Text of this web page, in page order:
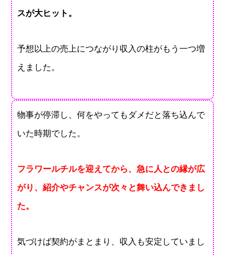
スが大ヒット。
予想以上の売上につながり収入の柱がもう一つ増
えました。
物事が停滞し、何をやってもダメだと落ち込んで
いた時期でした。
フラワールチルを迎えてから、急に人との縁が広
がり、紹介やチャンスが次々と舞い込んできまし
た。
気づけば契約がまとまり、収入も安定していまし